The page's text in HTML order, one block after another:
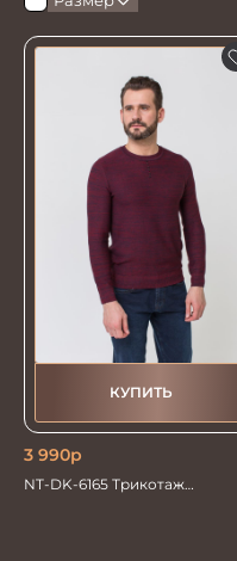
КУПИТЬ
3 990р
NT-DK-6165 Трикотаж